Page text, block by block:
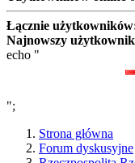
Łącznie
Najnowszy
echo "
";
Strona główna
Forum dyskusyjne